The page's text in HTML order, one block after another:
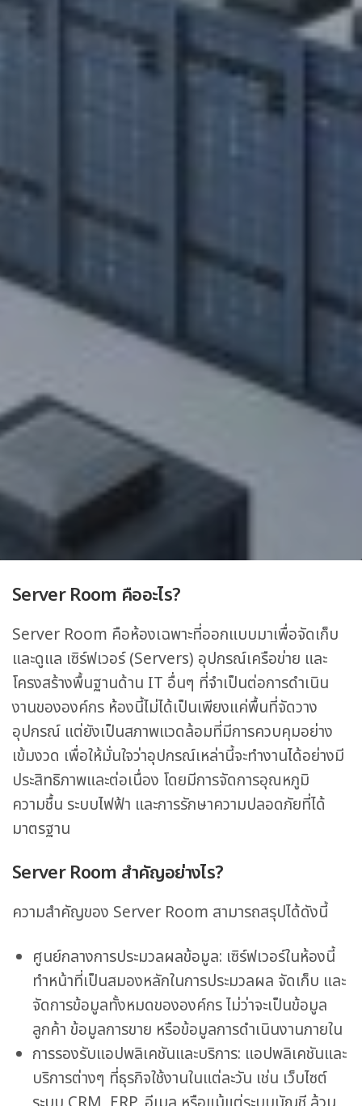
Server Room คืออะไร?
Server Room คือห้องเฉพาะที่ออกแบบมาเพื่อจัดเก็บ
และดูแล เซิร์ฟเวอร์ (Servers) อุปกรณ์เครือข่าย และ
โครงสร้างพื้นฐานด้าน IT อื่นๆ ที่จำเป็นต่อการดำเนิน
งานขององค์กร ห้องนี้ไม่ได้เป็นเพียงแค่พื้นที่จัดวาง
อุปกรณ์ แต่ยังเป็นสภาพแวดล้อมที่มีการควบคุมอย่าง
เข้มงวด เพื่อให้มั่นใจว่าอุปกรณ์เหล่านี้จะทำงานได้อย่างมี
ประสิทธิภาพและต่อเนื่อง โดยมีการจัดการอุณหภูมิ
ความชื้น ระบบไฟฟ้า และการรักษาความปลอดภัยที่ได้
มาตรฐาน
Server Room สำคัญอย่างไร?
ความสำคัญของ Server Room สามารถสรุปได้ดังนี้
ศูนย์กลางการประมวลผลข้อมูล: เซิร์ฟเวอร์ในห้องนี้
ทำหน้าที่เป็นสมองหลักในการประมวลผล จัดเก็บ และ
จัดการข้อมูลทั้งหมดขององค์กร ไม่ว่าจะเป็นข้อมูล
ลูกค้า ข้อมูลการขาย หรือข้อมูลการดำเนินงานภายใน
การรองรับแอปพลิเคชันและบริการ: แอปพลิเคชันและ
บริการต่างๆ ที่ธุรกิจใช้งานในแต่ละวัน เช่น เว็บไซต์